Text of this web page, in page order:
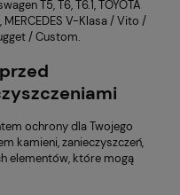
T5, T6, T6.1, TOYOTA
V-Klasa / Vito /
/ Custom.
ochrony dla Twojego
kamieni, zanieczyszczeń,
elementów, które mogą